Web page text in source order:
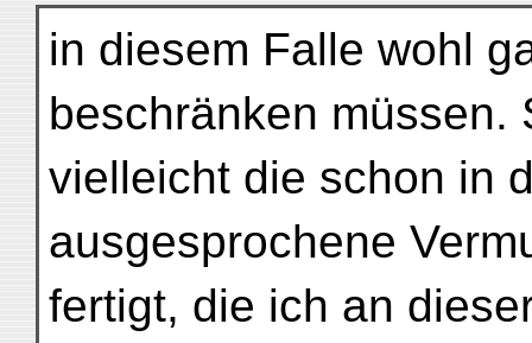
in diesem Falle wohl
beschränken müssen.
vielleicht die schon in
ausgesprochene
fertigt, die ich an